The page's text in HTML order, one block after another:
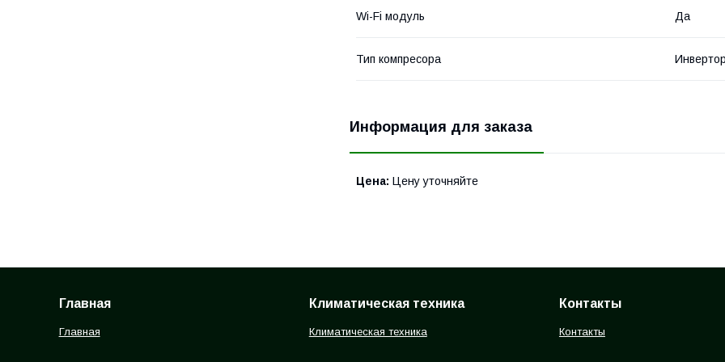
Wi-Fi модуль Да
Тип компресора
Информация для заказа
Цена: Цену уточняйте
Главная
Главная
Климатическая техника
Климатическая техника
Контакты
Контакты